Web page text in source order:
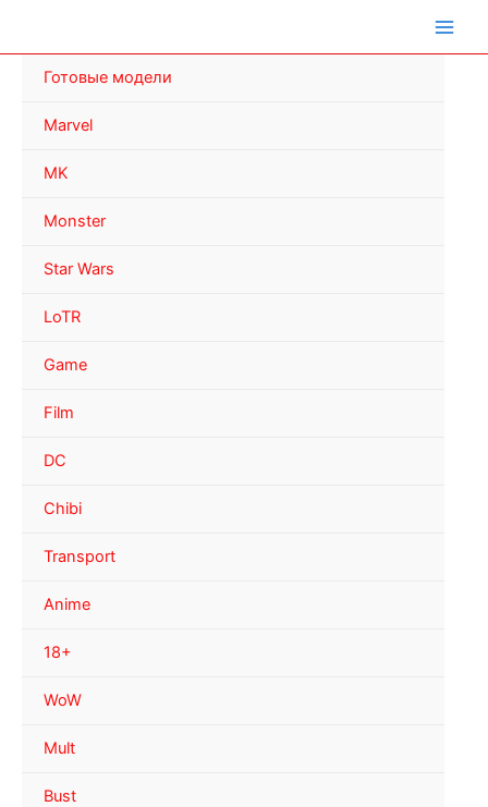
Готовые модели
Marvel
MK
Monster
Star Wars
LoTR
Game
Film
DC
Chibi
Transport
Anime
18+
WoW
Mult
Bust